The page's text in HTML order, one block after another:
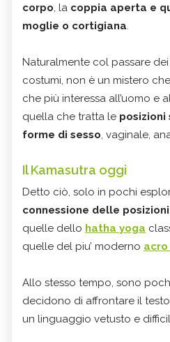
corpo, la coppia aperta e
moglie o cortigiana.
Naturalmente col passare
costumi, non è un mistero
che più interessa all’uomo e
quella che tratta le posizioni
forme di sesso, vaginale,
Il Kamasutra oggi
Detto ciò, solo in pochi
connessione delle
quelle dello hatha yoga
quelle del piu’ moderno acro
Allo stesso tempo, sono
decidono di affrontare il
un linguaggio vetusto e